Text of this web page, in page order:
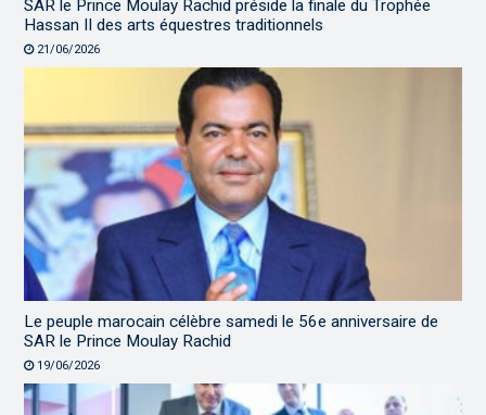
SAR le Prince Moulay Rachid préside la finale du Trophée
Hassan II des arts équestres traditionnels
21/06/2026
Le peuple marocain célèbre samedi le 56e anniversaire de
SAR le Prince Moulay Rachid
19/06/2026